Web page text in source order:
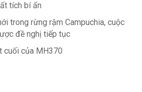
tích bí ẩn
trong rừng rậm Campuchia, cuộc
đề nghị tiếp tục
cuối của MH370